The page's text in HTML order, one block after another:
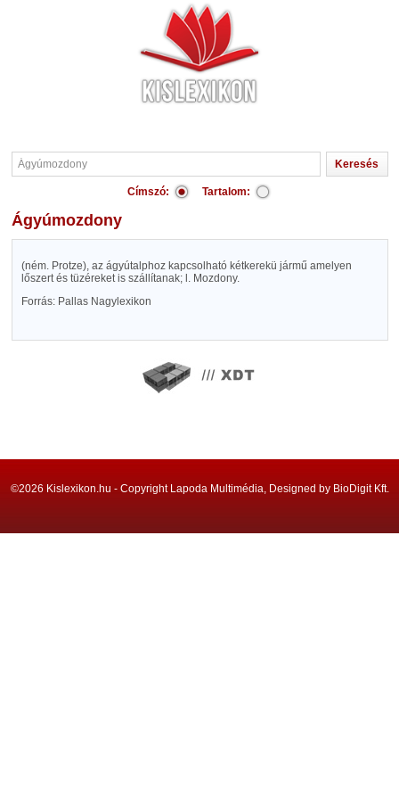
Címszó: Tartalom:
Ágyúmozdony
(ném. Protze), az ágyútalphoz kapcsolható kétkerekü jármű amelyen
lőszert és tüzéreket is szállítanak; l. Mozdony.
Forrás: Pallas Nagylexikon
©2026 Kislexikon.hu - Copyright Lapoda Multimédia, Designed by BioDigit Kft.